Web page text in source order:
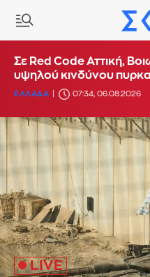
Σε Red Code Αττική,
υψηλού κινδύνου
ΕΛΛΑΔΑ 07:34, 06.08.2026